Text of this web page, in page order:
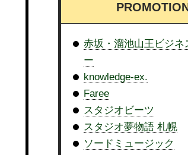
赤坂・溜池山王ビジネ
ー
knowledge-ex.
Faree
スタジオビーツ
スタジオ夢物語 札幌
ソードミュージック